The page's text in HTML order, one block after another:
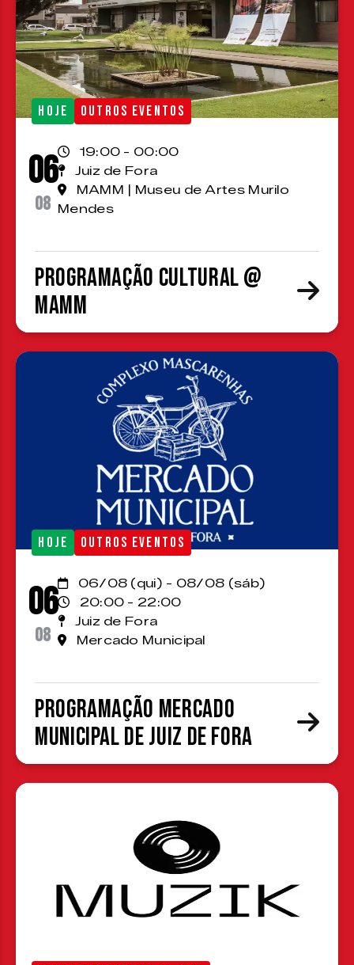
HOJE OUTROS EVENTOS
06
08
19:00 - 00:00
Juiz de Fora
MAMM | Museu de Artes Murilo
Mendes
Programação cultural @
MAMM
HOJE OUTROS EVENTOS
06
08
06/08 (qui) - 08/08 (sáb)
20:00 - 22:00
Juiz de Fora
Mercado Municipal
Programação Mercado
Municipal de Juiz de Fora